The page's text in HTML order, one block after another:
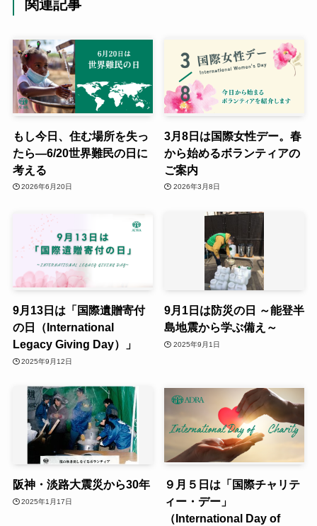
関連記事
もし今日、住む場所を失っ
たら―6/20世界難民の日に
考える
2026年6月20日
3月8日は国際女性デー。春
から始めるボランティアの
ご案内
2026年3月8日
9月13日は「国際遺贈寄付
の日（International
Legacy Giving Day）」
2025年9月12日
9月1日は防災の日 ～能登半
島地震から学ぶ備え～
2025年9月1日
阪神・淡路大震災から30年
2025年1月17日
９月５日は「国際チャリテ
ィー・デー」
（International Day of